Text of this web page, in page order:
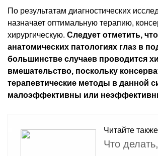
По результатам диагностических
назначает оптимальную терапию,
хирургическую. Следует отметить,
анатомических патологиях глаз в
большинстве случаев проводится
вмешательство, поскольку
терапевтические методы в данной
малоэффективны или
Читайте
Что